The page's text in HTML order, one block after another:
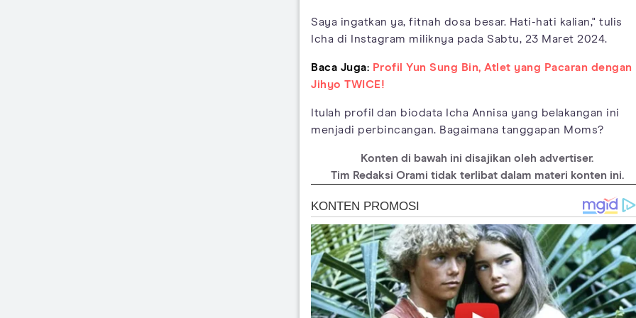
Saya ingatkan ya, fitnah dosa besar. Hati-hati kalian," tulis
Icha di Instagram miliknya pada Sabtu, 23 Maret 2024.
Baca Juga: Profil Yun Sung Bin, Atlet yang Pacaran dengan
Jihyo TWICE!
Itulah profil dan biodata Icha Annisa yang belakangan ini
menjadi perbincangan. Bagaimana tanggapan Moms?
Konten di bawah ini disajikan oleh advertiser.
Tim Redaksi Orami tidak terlibat dalam materi konten ini.